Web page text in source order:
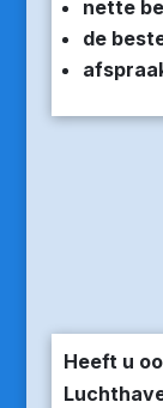
nette
de
Heeft u